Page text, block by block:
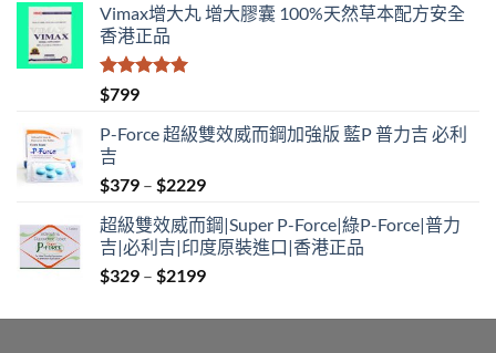
Vimax增大丸 增大膠囊 100%天然草本配方安全
香港正品
評分
滿分 5
$799
P-Force 超級雙效威而鋼加強版 藍P 普力吉 必利
吉
$379 – $2229Price
$379
through
$2229
超級雙效威而鋼|Super P-Force|綠P-Force|普力
吉|必利吉|印度原裝進口|香港正品
$329 – $2199Price
$329